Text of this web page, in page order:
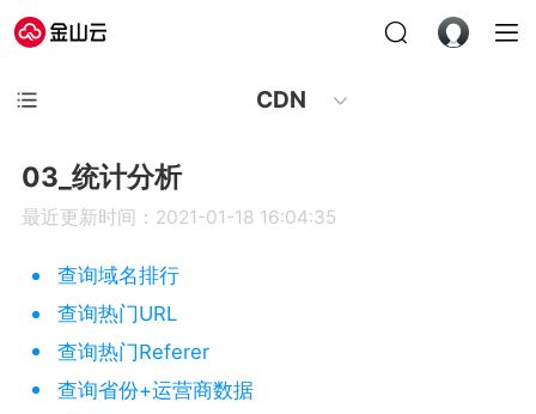
CDN
03_统计分析
最近更新时间：2021-01-18 16:04:35
查询域名排行
查询热门URL
查询热门Referer
查询省份+运营商数据